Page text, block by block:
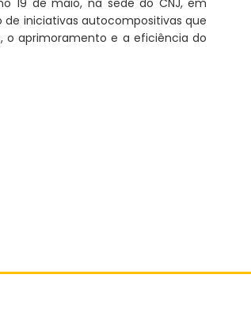
19 de maio, na sede do CNJ, em
de iniciativas autocompositivas que
aprimoramento e a eficiência do